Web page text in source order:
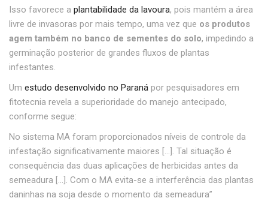
Isso favorece a plantabilidade da lavoura, pois mantém a área
livre de invasoras por mais tempo, uma vez que os produtos
agem também no banco de sementes do solo, impedindo a
germinação posterior de grandes fluxos de plantas
infestantes.
Um estudo desenvolvido no Paraná por pesquisadores em
fitotecnia revela a superioridade do manejo antecipado,
conforme segue:
No sistema MA foram proporcionados níveis de controle da
infestação significativamente maiores [...]. Tal situação é
consequência das duas aplicações de herbicidas antes da
semeadura [...]. Com o MA evita-se a interferência das plantas
daninhas na soja desde o momento da semeadura”